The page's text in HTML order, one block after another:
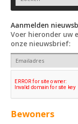
Aanmelden
Voer hieronder uw
onze nieuwsbrief:
Bewoners